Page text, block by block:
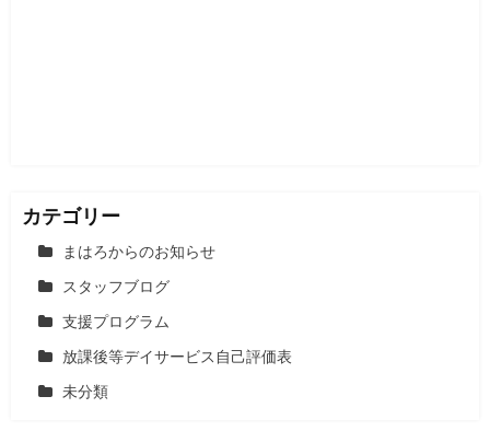
カテゴリー
まはろからのお知らせ
スタッフブログ
支援プログラム
放課後等デイサービス自己評価表
未分類